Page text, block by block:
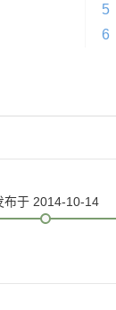
5
6
布于 2014-10-14